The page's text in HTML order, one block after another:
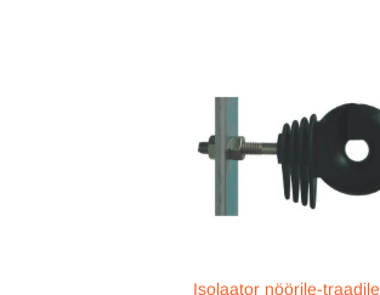
Isolaator nöörile-traadile